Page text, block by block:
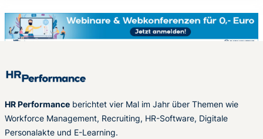
HR Performance berichtet vier Mal im Jahr über Themen wie
Workforce Management, Recruiting, HR-Software, Digitale
Personalakte und E-Learning.